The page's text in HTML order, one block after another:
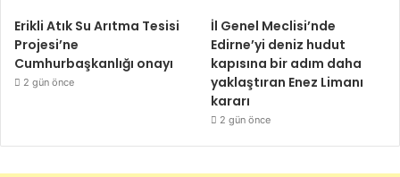
Erikli Atık Su Arıtma Tesisi
Projesi’ne
Cumhurbaşkanlığı onayı
2 gün önce
İl Genel Meclisi’nde
Edirne’yi deniz hudut
kapısına bir adım daha
yaklaştıran Enez Limanı
kararı
2 gün önce